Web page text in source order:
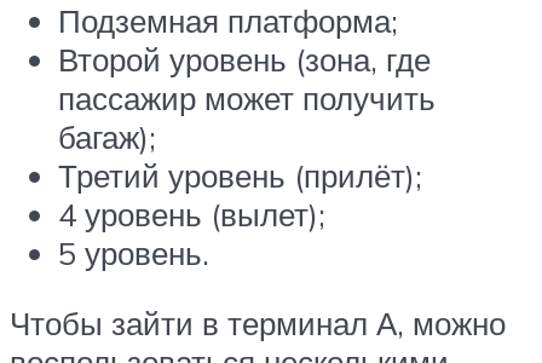
Подземная платформа;
Второй уровень (зона, где
пассажир может получить
багаж);
Третий уровень (прилёт);
4 уровень (вылет);
5 уровень.
Чтобы зайти в терминал А, можно